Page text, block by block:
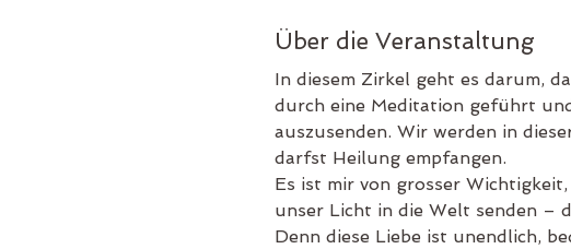
Über die Veranstaltung
In diesem Zirkel geht es darum,
durch eine Meditation geführt
auszusenden. Wir werden in
darfst Heilung empfangen.
Es ist mir von grosser
unser Licht in die Welt senden –
Denn diese Liebe ist unendlich,